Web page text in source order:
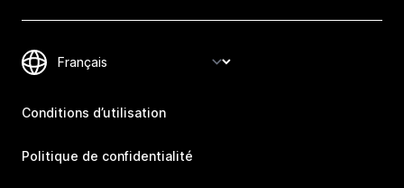
Conditions d’utilisation
Politique de confidentialité